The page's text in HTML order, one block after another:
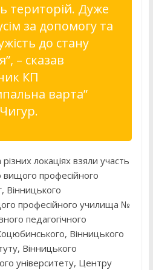
територій. Дуже
за допомогу та
до стану
– сказав
КП
варта”
локаціях взяли участь
вищого професійного
Вінницького
професійного училища №
педагогічного
Вінницького
Вінницького
університету, Центру